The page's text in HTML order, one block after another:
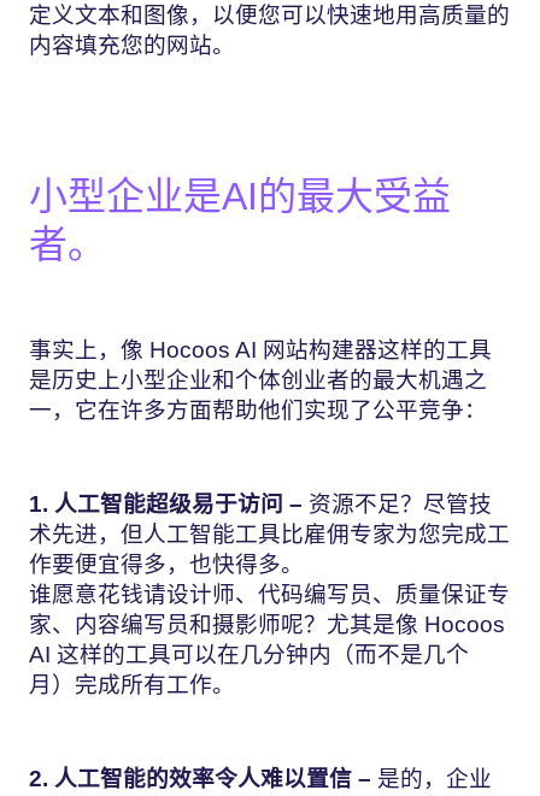
定义文本和图像，以便您可以快速地用高质量的
内容填充您的网站。
小型企业是AI的最大受益
者。
事实上，像 Hocoos AI 网站构建器这样的工具
是历史上小型企业和个体创业者的最大机遇之
一，它在许多方面帮助他们实现了公平竞争：
1. 人工智能超级易于访问 – 资源不足？尽管技
术先进，但人工智能工具比雇佣专家为您完成工
作要便宜得多，也快得多。
谁愿意花钱请设计师、代码编写员、质量保证专
家、内容编写员和摄影师呢？尤其是像 Hocoos
AI 这样的工具可以在几分钟内（而不是几个
月）完成所有工作。
2. 人工智能的效率令人难以置信 – 是的，企业